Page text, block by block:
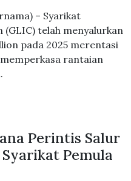
– Syarikat
telah menyalurkan
pada 2025 merentasi
rantaian
Perintis Salur
Pemula